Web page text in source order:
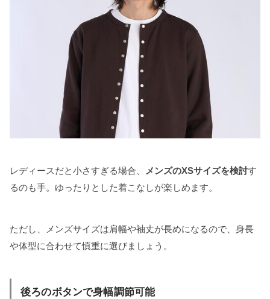
レディースだと小さすぎる場合、 メンズのXSサイズを検討す
るのも手。ゆったりとした着こなしが楽しめます。
ただし、メンズサイズは肩幅や袖丈が長めになるので、身長
や体型に合わせて慎重に選びましょう。
後ろのボタンで身幅調節可能